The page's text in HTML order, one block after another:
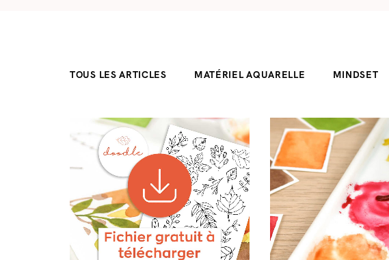
TOUS LES ARTICLES MATÉRIEL AQUARELLE MINDSET